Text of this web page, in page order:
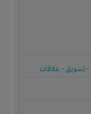
- تسويق - علاقات